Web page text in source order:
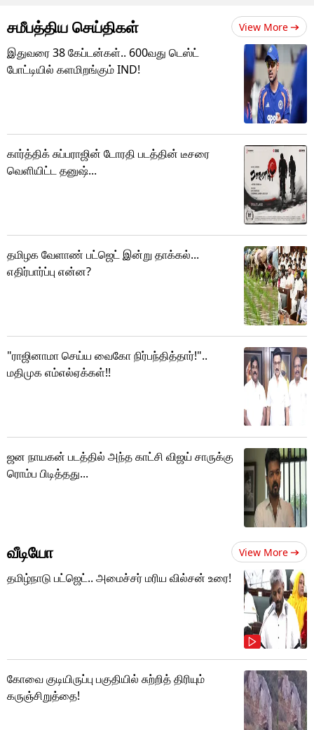
சமீபத்திய செய்திகள் View More
இதுவரை 38 கேப்டன்கள்.. 600வது டெஸ்ட்
போட்டியில் களமிறங்கும் IND!
கார்த்திக் சுப்பராஜின் டோரதி படத்தின் டீசரை
வெளியிட்ட தனுஷ்...
தமிழக வேளாண் பட்ஜெட் இன்று தாக்கல்...
எதிர்பார்ப்பு என்ன?
"ராஜினாமா செய்ய வைகோ நிர்பந்தித்தார்!"..
மதிமுக எம்எல்ஏக்கள்!!
ஜன நாயகன் படத்தில் அந்த காட்சி விஜய் சாருக்கு
ரொம்ப பிடித்தது...
வீடியோ View More
தமிழ்நாடு பட்ஜெட்.. அமைச்சர் மரிய வில்சன் உரை!
கோவை குடியிருப்பு பகுதியில் சுற்றித் திரியும்
கருஞ்சிறுத்தை!